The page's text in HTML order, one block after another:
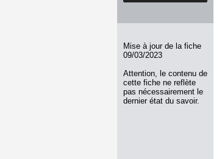
Mise à jour de la fiche
09/03/2023
Attention, le contenu de
cette fiche ne reflète
pas nécessairement le
dernier état du savoir.